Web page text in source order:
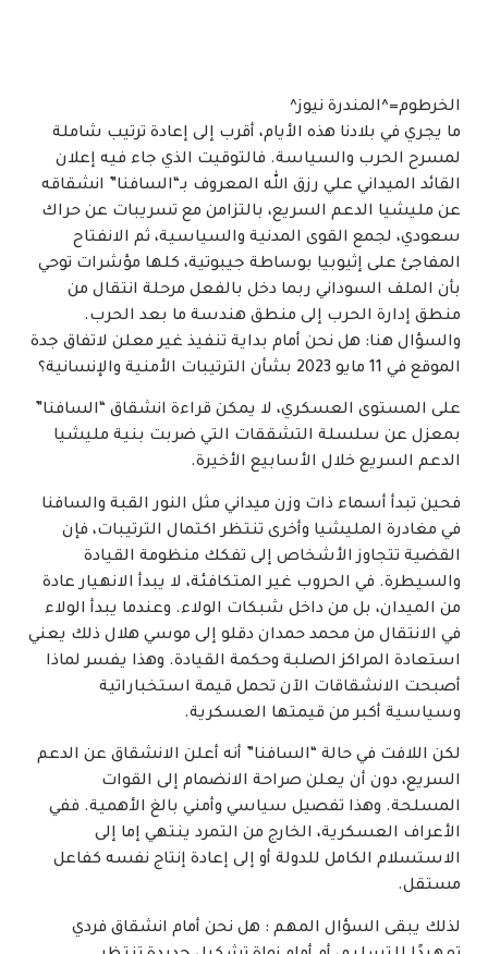
الخرطوم=^المندرة نيوز^
ما يجري في بلادنا هذه الأيام، أقرب إلى إعادة ترتيب شاملة
لمسرح الحرب والسياسة. فالتوقيت الذي جاء فيه إعلان
القائد الميداني علي رزق الله المعروف بـ“السافنا” انشقاقه
عن مليشيا الدعم السريع، بالتزامن مع تسريبات عن حراك
سعودي، لجمع القوى المدنية والسياسية، ثم الانفتاح
المفاجئ على إثيوبيا بوساطة جيبوتية، كلها مؤشرات توحي
بأن الملف السوداني ربما دخل بالفعل مرحلة انتقال من
منطق إدارة الحرب إلى منطق هندسة ما بعد الحرب.
والسؤال هنا: هل نحن أمام بداية تنفيذ غير معلن لاتفاق جدة
الموقع في 11 مايو 2023 بشأن الترتيبات الأمنية والإنسانية؟
على المستوى العسكري، لا يمكن قراءة انشقاق “السافنا”
بمعزل عن سلسلة التشققات التي ضربت بنية مليشيا
الدعم السريع خلال الأسابيع الأخيرة.
فحين تبدأ أسماء ذات وزن ميداني مثل النور القبة والسافنا
في مغادرة المليشيا وأخرى تنتظر اكتمال الترتيبات، فإن
القضية تتجاوز الأشخاص إلى تفكك منظومة القيادة
والسيطرة. في الحروب غير المتكافئة، لا يبدأ الانهيار عادة
من الميدان، بل من داخل شبكات الولاء. وعندما يبدأ الولاء
في الانتقال من محمد حمدان دقلو إلى موسي هلال ذلك يعني
استعادة المراكز الصلبة وحكمة القيادة. وهذا يفسر لماذا
أصبحت الانشقاقات الآن تحمل قيمة استخباراتية
وسياسية أكبر من قيمتها العسكرية.
لكن اللافت في حالة “السافنا” أنه أعلن الانشقاق عن الدعم
السريع، دون أن يعلن صراحة الانضمام إلى القوات
المسلحة. وهذا تفصيل سياسي وأمني بالغ الأهمية. ففي
الأعراف العسكرية، الخارج من التمرد ينتهي إما إلى
الاستسلام الكامل للدولة أو إلى إعادة إنتاج نفسه كفاعل
مستقل.
لذلك يبقى السؤال المهم : هل نحن أمام انشقاق فردي